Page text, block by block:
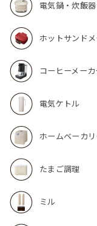
電気鍋・炊飯
ホットサンド
コーヒーメー
電気ケトル
ホームベーカリ
たまご調理
ミル